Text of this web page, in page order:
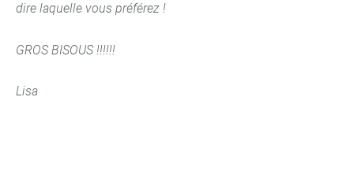
dire laquelle vous préférez !
GROS BISOUS !!!!!!
Lisa